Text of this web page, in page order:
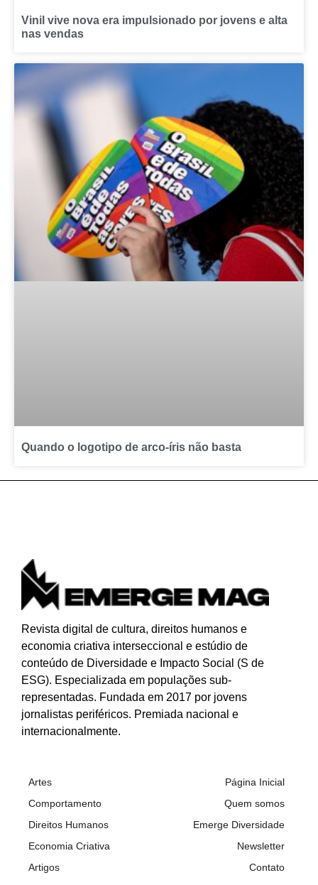
Vinil vive nova era impulsionado por jovens e alta
nas vendas
Quando o logotipo de arco-íris não basta
Revista digital de cultura, direitos humanos e
economia criativa interseccional e estúdio de
conteúdo de Diversidade e Impacto Social (S de
ESG). Especializada em populações sub-
representadas. Fundada em 2017 por jovens
jornalistas periféricos. Premiada nacional e
internacionalmente.
Artes
Comportamento
Direitos Humanos
Economia Criativa
Artigos
Página Inicial
Quem somos
Emerge Diversidade
Newsletter
Contato